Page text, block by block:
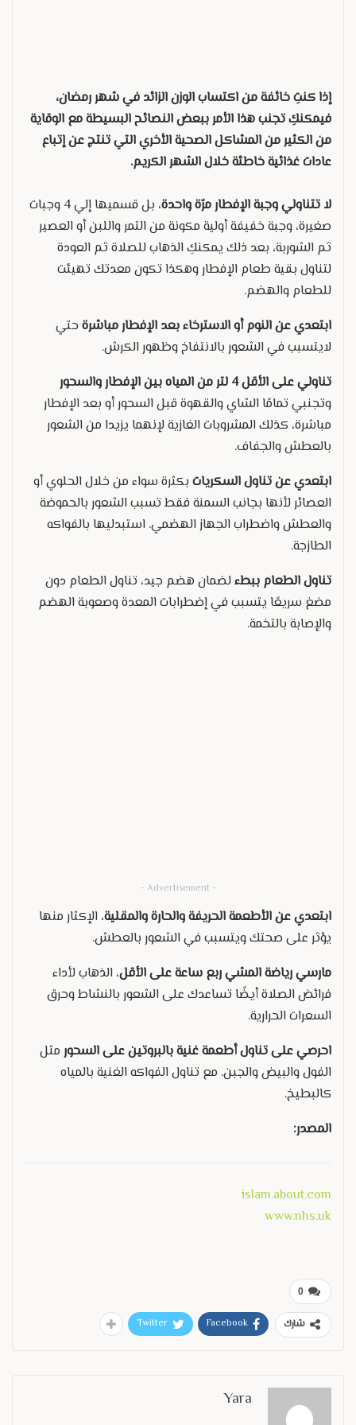
إذا كنتِ خائفة من اكتساب الوزن الزائد في شهر رمضان،
فيمكنكِ تجنب هذا الأمر ببعض النصائح البسيطة مع الوقاية
من الكثير من المشاكل الصحية الأخري التي تنتج عن إتباع
عادات غذائية خاطئة خلال الشهر الكريم.
لا تتناولي وجبة الإفطار مرّة واحدة
، بل قسميها إلي 4 وجبات
صغيرة، وجبة خفيفة أولية مكونة من التمر واللبن أو العصير
ثم الشوربة، بعد ذلك يمكنكِ الذهاب للصلاة ثم العودة
لتناول بقية طعام الإفطار وهكذا تكون معدتك تهيئت
للطعام والهضم.
ابتعدي عن النوم أو الاسترخاء بعد الإفطار مباشرة حتي
لايتسبب في الشعور بالانتفاخ وظهور الكرش.
تناولي على الأقل 4 لتر من المياه بين الإفطار والسحور
وتجنبي تمامًا الشاي والقهوة قبل السحور أو بعد الإفطار
مباشرة، كذلك المشروبات الغازية لإنهما يزيدا من الشعور
بالعطش والجفاف.
ابتعدي عن تناول السكريات بكثرة سواء من خلال الحلوي أو
العصائر لأنها بجانب السمنة فقط تسبب الشعور بالحموضة
والعطش واضطراب الجهاز الهضمي. استبدليها بالفواكه
الطازجة.
تناول الطعام ببطءلضمان هضم جيد، تناول الطعام دون
مضغ سريعًا يتسبب في إضطرابات المعدة وصعوبة الهضم
والإصابة بالتخمة.
- Advertisement -
ابتعدي عن الأطعمة الحريفة والحارة والمقلية، الإكثار منها
يؤثر على صحتك ويتسبب في الشعور بالعطش.
مارسي رياضة المشي ربع ساعة على الأقل، الذهاب لأداء
فرائض الصلاة أيضًا تساعدك على الشعور بالنشاط وحرق
السعرات الحرارية.
احرصي على تناول أطعمة غنية بالبروتين على السحور مثل
الفول والبيض والجبن. مع تناول الفواكه الغنية بالمياه
كالبطيخ.
المصدر:
islam.about.com
www.nhs.uk
0
شارك Facebook
Twitter
Yara